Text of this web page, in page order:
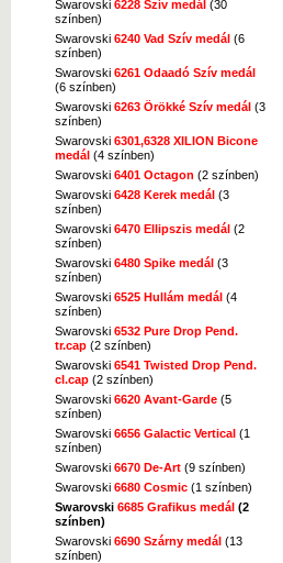
Swarovski 6228 Szív medál (30
színben)
Swarovski 6240 Vad Szív medál (6
színben)
Swarovski 6261 Odaadó Szív medál
(6 színben)
Swarovski 6263 Örökké Szív medál (3
színben)
Swarovski 6301,6328 XILION Bicone
medál (4 színben)
Swarovski 6401 Octagon (2 színben)
Swarovski 6428 Kerek medál (3
színben)
Swarovski 6470 Ellipszis medál (2
színben)
Swarovski 6480 Spike medál (3
színben)
Swarovski 6525 Hullám medál (4
színben)
Swarovski 6532 Pure Drop Pend.
tr.cap (2 színben)
Swarovski 6541 Twisted Drop Pend.
cl.cap (2 színben)
Swarovski 6620 Avant-Garde (5
színben)
Swarovski 6656 Galactic Vertical (1
színben)
Swarovski 6670 De-Art (9 színben)
Swarovski 6680 Cosmic (1 színben)
Swarovski 6685 Grafikus medál (2
színben)
Swarovski 6690 Szárny medál (13
színben)